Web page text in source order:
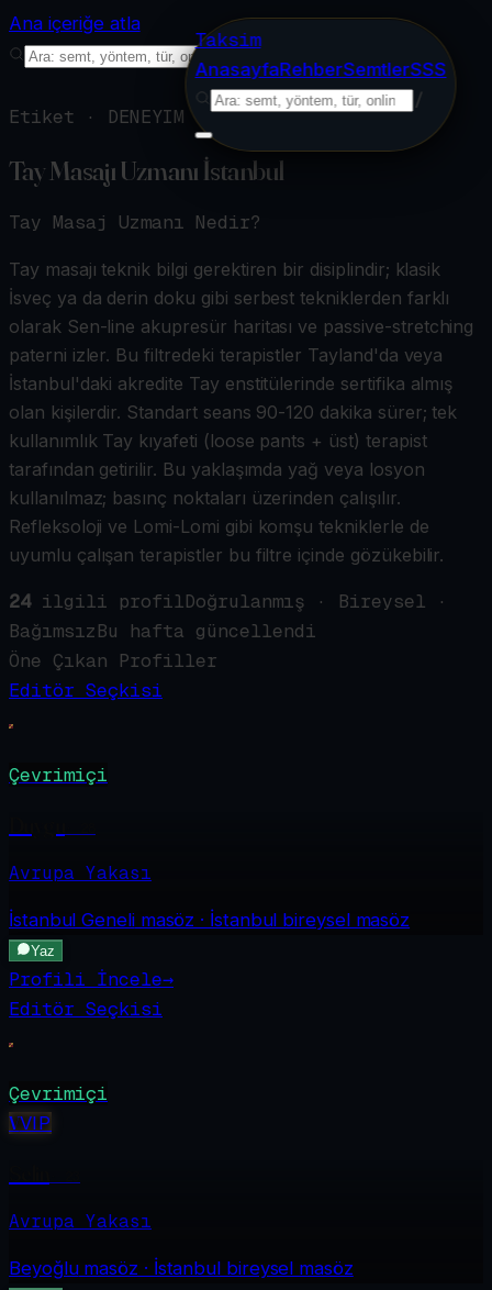
Ana içeriğe atla
Taksim
AnasayfaRehberSemtlerSSS
/
/
Etiket · DENEYIM
Tay Masajı Uzmanı İstanbul
Tay Masaj Uzmanı Nedir?
Tay masajı teknik bilgi gerektiren bir disiplindir; klasik
İsveç ya da derin doku gibi serbest tekniklerden farklı
olarak Sen-line akupresür haritası ve passive-stretching
paterni izler. Bu filtredeki terapistler Tayland'da veya
İstanbul'daki akredite Tay enstitülerinde sertifika almış
olan kişilerdir. Standart seans 90-120 dakika sürer; tek
kullanımlık Tay kıyafeti (loose pants + üst) terapist
tarafından getirilir. Bu yaklaşımda yağ veya losyon
kullanılmaz; basınç noktaları üzerinden çalışılır.
Refleksoloji ve Lomi-Lomi gibi komşu tekniklerle de
uyumlu çalışan terapistler bu filtre içinde gözükebilir.
24 ilgili profilDoğrulanmış · Bireysel ·
BağımsızBu hafta güncellendi
Öne Çıkan Profiller
Editör Seçkisi
Çevrimiçi
Avrupa Yakası
İstanbul Genelimasöz · İstanbul bireysel masöz
Yaz
Profili İncele→
Editör Seçkisi
Çevrimiçi
VVIP
Avrupa Yakası
Beyoğlumasöz · İstanbul bireysel masöz